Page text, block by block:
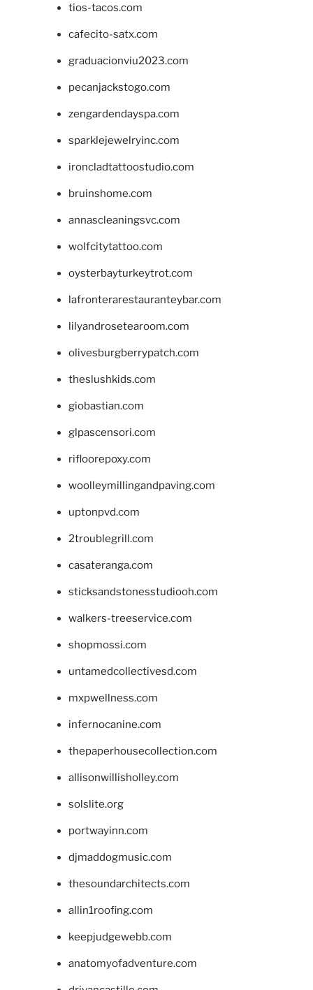
tios-tacos.com
cafecito-satx.com
graduacionviu2023.com
pecanjackstogo.com
zengardendayspa.com
sparklejewelryinc.com
ironcladtattoostudio.com
bruinshome.com
annascleaningsvc.com
wolfcitytattoo.com
oysterbayturkeytrot.com
lafronterarestauranteybar.com
lilyandrosetearoom.com
olivesburgberrypatch.com
theslushkids.com
giobastian.com
glpascensori.com
rifloorepoxy.com
woolleymillingandpaving.com
uptonpvd.com
2troublegrill.com
casateranga.com
sticksandstonesstudiooh.com
walkers-treeservice.com
shopmossi.com
untamedcollectivesd.com
mxpwellness.com
infernocanine.com
thepaperhousecollection.com
allisonwillisholley.com
solslite.org
portwayinn.com
djmaddogmusic.com
thesoundarchitects.com
allin1roofing.com
keepjudgewebb.com
anatomyofadventure.com